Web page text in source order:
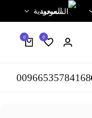
السعودية
0
0
00966535784168